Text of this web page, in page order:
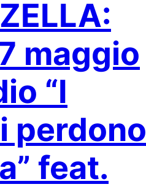
maggio
“I
perdono
feat.